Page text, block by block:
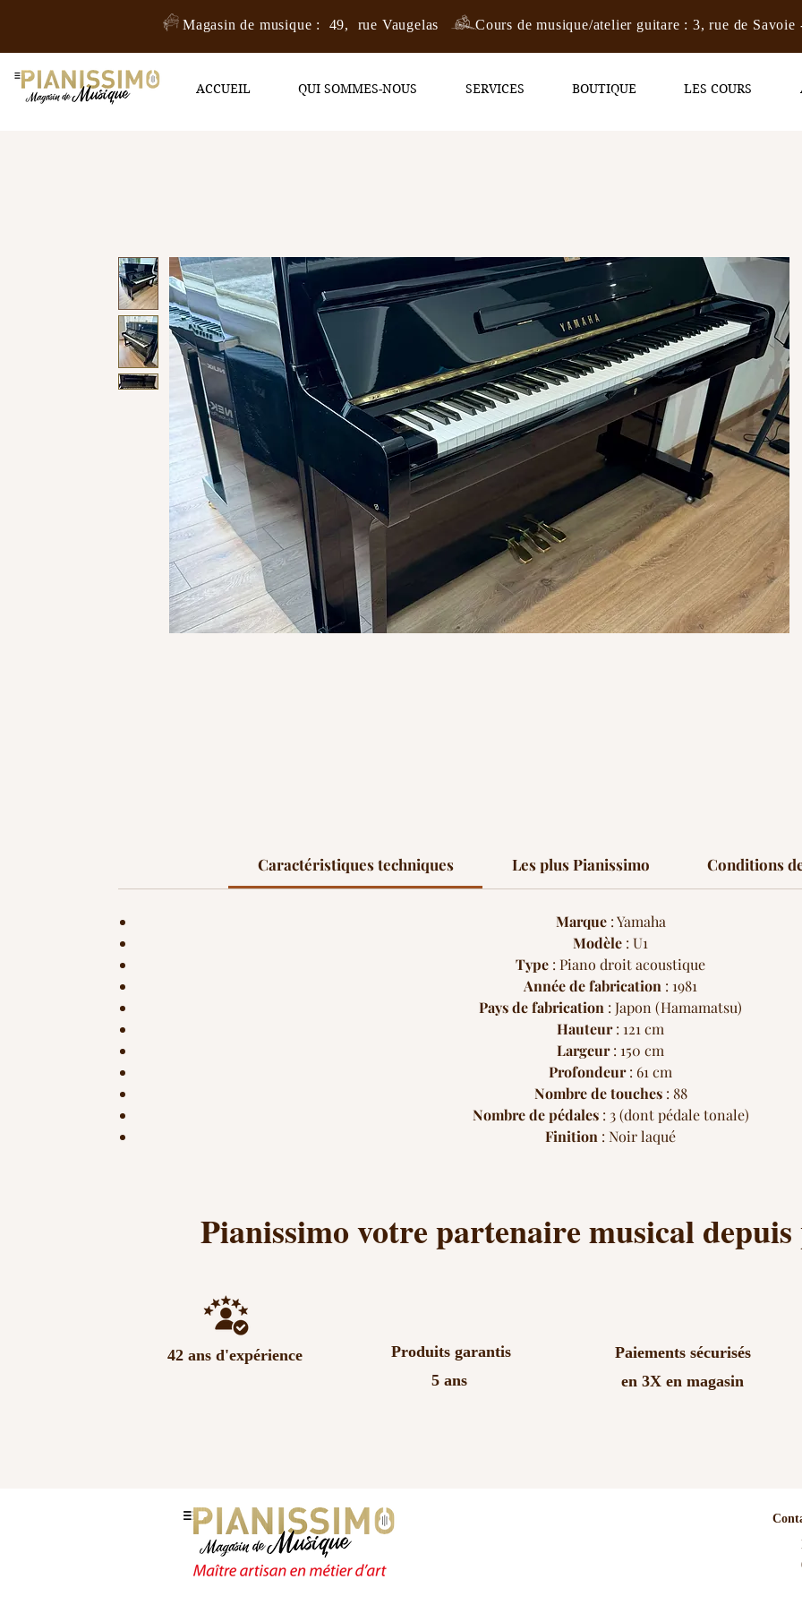
Cours de musique/atelier guitare : 3, rue de Savoie
Magasin de musique : 49, rue Vaugelas
ACCUEIL QUI SOMMES-NOUS SERVICES BOUTIQUE LES COURS
Caractéristiques techniques Les plus Pianissimo Conditions
Marque: Yamaha
Modèle : U1
Type : Piano droit acoustique
Année de fabrication : 1981
Pays de fabrication : Japon (Hamamatsu)
Hauteur: 121 cm
Largeur: 150 cm
Profondeur: 61 cm
Nombre de touches: 88
Nombre de pédales: 3 (dont pédale tonale)
Finition : Noir laqué
Pianissimo votre partenaire musical depuis
42 ans d'expérience
Produits garantis
5 ans
Paiements sécurisés
en 3X en magasin